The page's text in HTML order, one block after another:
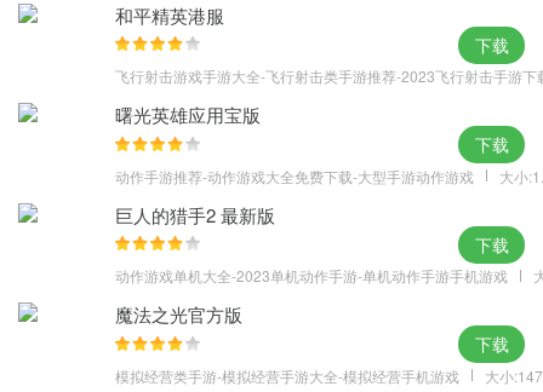
和平精英港服
飞行射击游戏手游大全-飞行射击类手游推荐-2023飞行射击手游下
下载
曙光英雄应用宝版
动作手游推荐-动作游戏大全免费下载-大型手游动作游戏 大小
下载
巨人的猎手2 最新版
动作游戏单机大全-2023单机动作手游-单机动作手游手机游戏
下载
魔法之光官方版
模拟经营类手游-模拟经营手游大全-模拟经营手机游戏 大小
下载